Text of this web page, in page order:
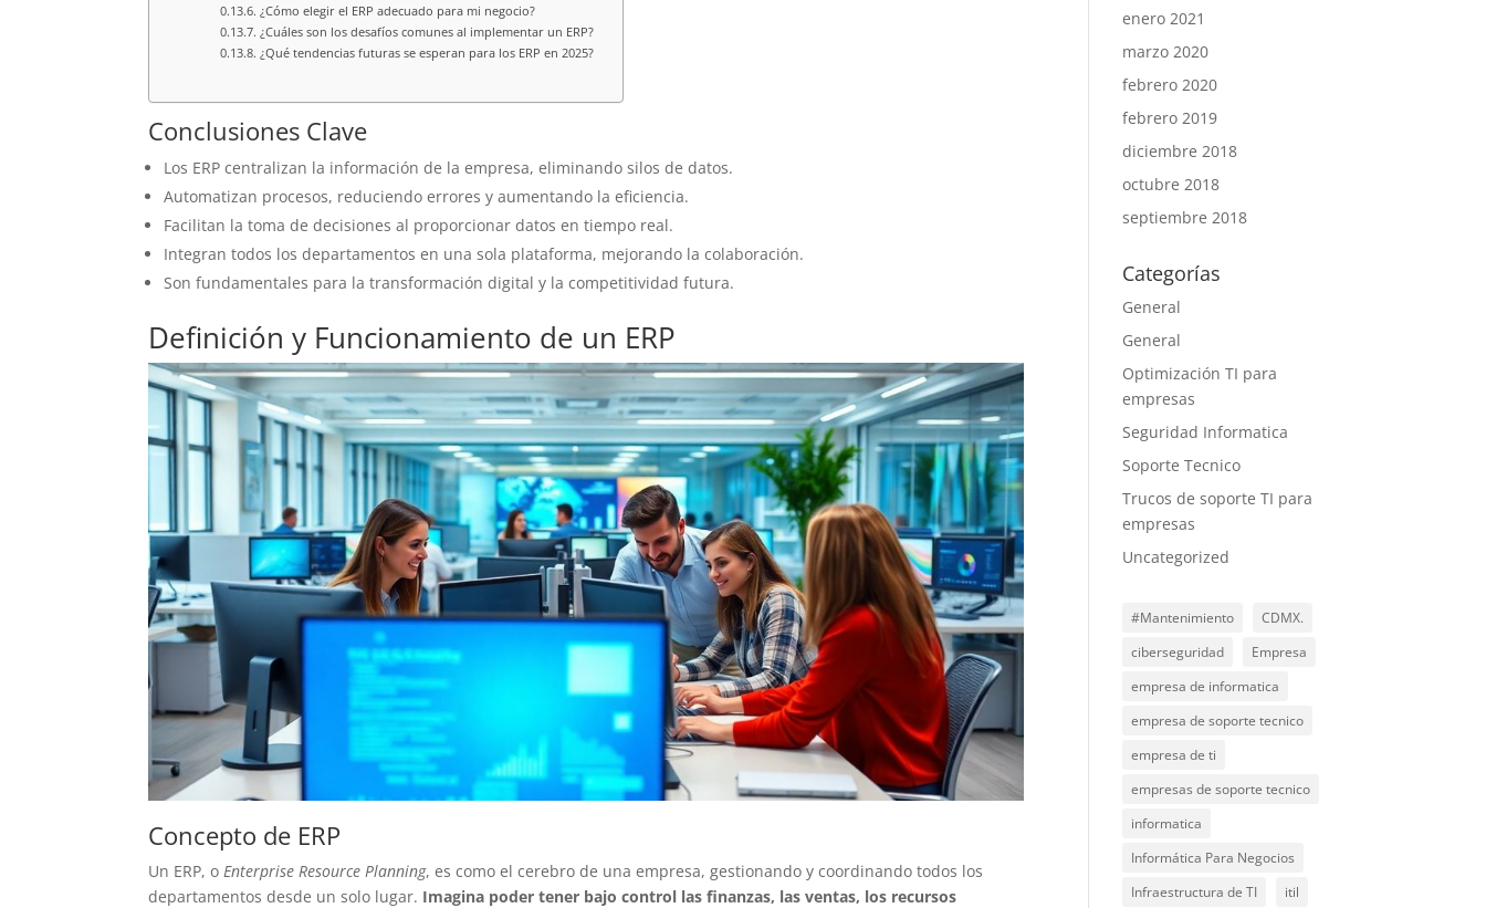
¿Cómo elegir el ERP adecuado para mi negocio?
¿Cuáles son los desafíos comunes al implementar un ERP?
¿Qué tendencias futuras se esperan para los ERP en 2025?
Conclusiones Clave
Los ERP centralizan la información de la empresa, eliminando silos de datos.
Automatizan procesos, reduciendo errores y aumentando la eficiencia.
Facilitan la toma de decisiones al proporcionar datos en tiempo real.
Integran todos los departamentos en una sola plataforma, mejorando la colaboración.
Son fundamentales para la transformación digital y la competitividad futura.
Definición y Funcionamiento de un ERP
Concepto de ERP
Un ERP, o Enterprise Resource Planning, es como el cerebro de una empresa, gestionando y coordinando todos los
departamentos desde un solo lugar. Imagina poder tener bajo control las finanzas, las ventas, los recursos
enero 2021
marzo 2020
febrero 2020
febrero 2019
diciembre 2018
octubre 2018
septiembre 2018
Categorías
General
General
Optimización TI para
empresas
Seguridad Informatica
Soporte Tecnico
Trucos de soporte TI para
empresas
Uncategorized
#Mantenimiento
CDMX.
ciberseguridad
Empresa
empresa de informatica
empresa de soporte tecnico
empresa de ti
empresas de soporte tecnico
informatica
Informática Para Negocios
Infraestructura de TI
itil